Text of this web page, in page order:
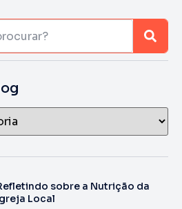
sobre a Nutrição da
Local